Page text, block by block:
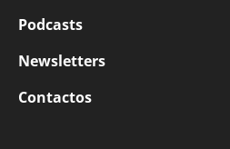
Podcasts
Newsletters
Contactos